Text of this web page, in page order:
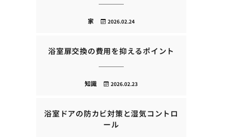
2026.02.24
家
浴室扉交換の費用を抑えるポイント
2026.02.23
知識
浴室ドアの防カビ対策と湿気コントロ
ール